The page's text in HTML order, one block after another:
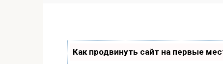
Как продвинуть сайт на первые